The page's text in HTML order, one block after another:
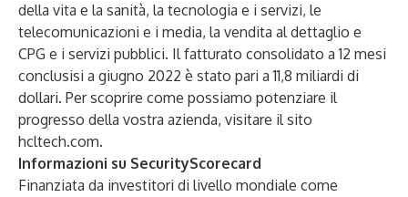
della vita e la sanità, la tecnologia e i servizi, le
telecomunicazioni e i media, la vendita al dettaglio e
CPG e i servizi pubblici. Il fatturato consolidato a 12 mesi
conclusisi a giugno 2022 è stato pari a 11,8 miliardi di
dollari. Per scoprire come possiamo potenziare il
progresso della vostra azienda, visitare il sito
hcltech.com.
Informazioni su SecurityScorecard
Finanziata da investitori di livello mondiale come